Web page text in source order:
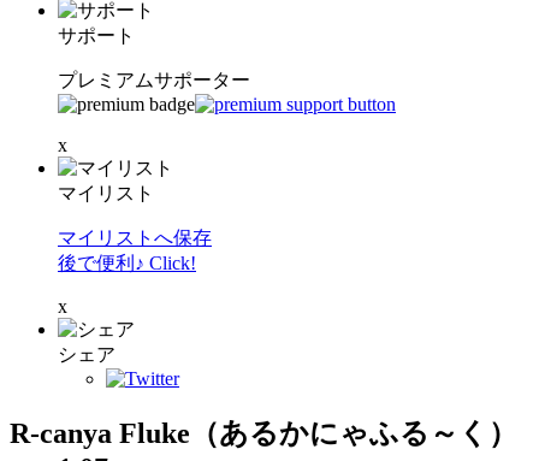
サポート
プレミアムサポーター
x
マイリスト
マイリストへ保存
後で便利♪ Click!
x
シェア
R-canya Fluke（あるかにゃふる～く）